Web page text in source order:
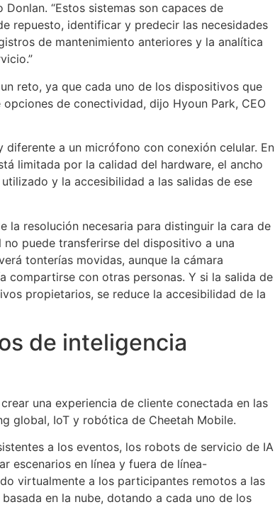
Donlan. “Estos sistemas son capaces de
repuesto, identificar y predecir las necesidades
de mantenimiento anteriores y la analítica
reto, ya que cada uno de los dispositivos que
de conectividad, dijo Hyoun Park, CEO
a un micrófono con conexión celular. En
limitada por la calidad del hardware, el ancho
y la accesibilidad a las salidas de ese
la resolución necesaria para distinguir la cara de
no puede transferirse del dispositivo a una
tonterías movidas, aunque la cámara
compartirse con otras personas. Y si la salida de
propietarios, se reduce la accesibilidad de la
de inteligencia
una experiencia de cliente conectada en las
global, IoT y robótica de Cheetah Mobile.
a los eventos, los robots de servicio de IA
escenarios en línea y fuera de línea-
virtualmente a los participantes remotos a las
en la nube, dotando a cada uno de los